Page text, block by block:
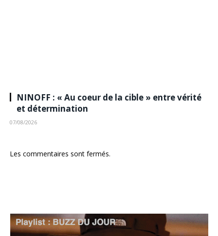
NINOFF : « Au coeur de la cible » entre vérité
et détermination
07/08/2026
Les commentaires sont fermés.